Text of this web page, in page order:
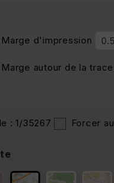
Marge d'impression
Marge autour de la trace
: 1/35267 Forcer au